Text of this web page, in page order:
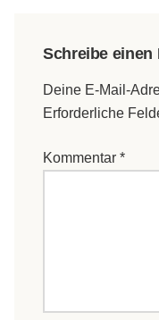
Schreibe einen
Deine E-Mail-
Erforderliche
Kommentar *